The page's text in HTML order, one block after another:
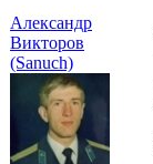
Александр
Викторов
(Sanuch)